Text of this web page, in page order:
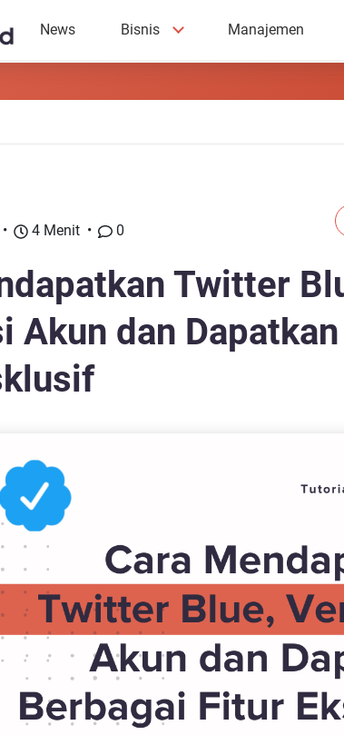
News Bisnis Manajemen
Twitter
Akun dan
4 Menit 0